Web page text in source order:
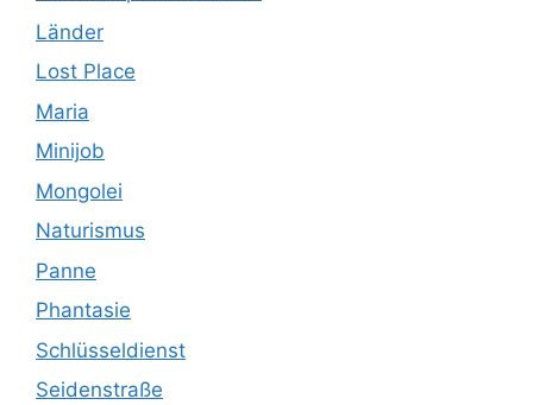
Länder
Lost Place
Maria
Minijob
Mongolei
Naturismus
Panne
Phantasie
Schlüsseldienst
Seidenstraße